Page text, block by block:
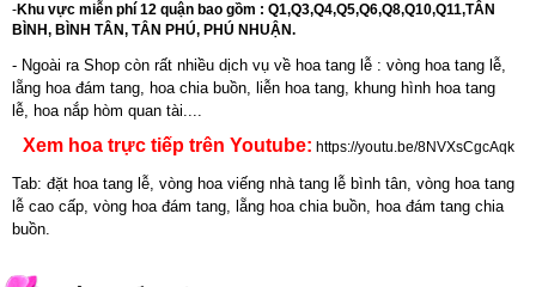
-Khu vực miễn phí 12 quận bao gồm : Q1,Q3,Q4,Q5,Q6,Q8,Q10,Q11,TÂN
BÌNH, BÌNH TÂN, TÂN PHÚ, PHÚ NHUẬN.
- Ngoài ra Shop còn rất nhiều dịch vụ về hoa tang lễ : vòng hoa tang lễ,
lẵng hoa đám tang, hoa chia buồn, liễn hoa tang, khung hình hoa tang
lễ, hoa nắp hòm quan tài....
Xem hoa trực tiếp trên Youtube: https://youtu.be/8NVXsCgcAqk
Tab: đặt hoa tang lễ, vòng hoa viếng nhà tang lễ bình tân, vòng hoa tang
lễ cao cấp, vòng hoa đám tang, lẵng hoa chia buồn, hoa đám tang chia
buồn.